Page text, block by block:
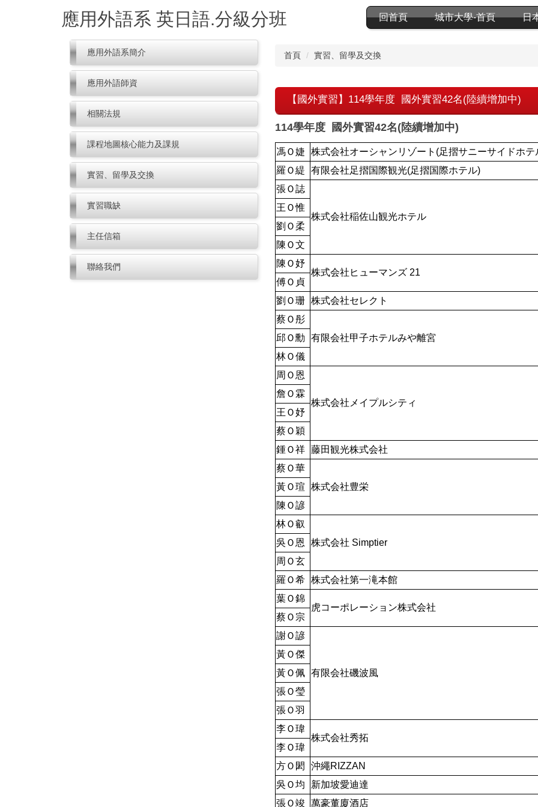
應用外語系 英日語.分級分班 回首頁 城市大學-首頁 日
應用外語系簡介
應用外語師資
相關法規
課程地圖核心能力及課規
實習、留學及交換
實習職缺
主任信箱
聯絡我們
首頁 實習、留學及交換
【國外實習】114學年度 國外實習42名(陸續增加中)
114學年度 國外實習42名(陸續增加中)
馮Ｏ婕
株式会社オーシャンリゾート(足摺サニーサイドホテ
羅Ｏ緹
有限会社足摺国際観光(足摺国際ホテル)
張Ｏ誌
株式会社稲佐山観光ホテル
王Ｏ惟
劉Ｏ柔
陳Ｏ文
陳Ｏ妤
株式会社ヒューマンズ 21
傅Ｏ貞
劉Ｏ珊 株式会社セレクト
蔡Ｏ彤
有限会社甲子ホテルみや離宮
邱Ｏ勳
林Ｏ儀
周Ｏ恩
株式会社メイプルシティ
詹Ｏ霖
王Ｏ妤
蔡Ｏ穎
鍾Ｏ祥 藤田観光株式会社
蔡Ｏ華
株式会社豊栄
黃Ｏ瑄
陳Ｏ諺
林Ｏ叡
株式会社 Simptier
吳Ｏ恩
周Ｏ玄
羅Ｏ希 株式会社第一滝本館
葉Ｏ錦
虎コーポレーション株式会社
蔡Ｏ宗
謝Ｏ諺
有限会社磯波風
黃Ｏ傑
黃Ｏ佩
張Ｏ瑩
張Ｏ羽
李Ｏ瑋
株式会社秀拓
李Ｏ瑋
方Ｏ閎
沖繩RIZZAN
吳Ｏ均
新加坡愛迪達
張Ｏ竣
萬豪董廈酒店